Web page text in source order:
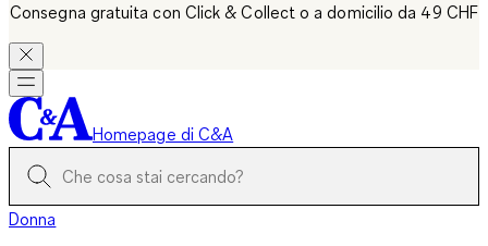
Consegna gratuita con Click & Collect o a domicilio da 49 CHF
Homepage di C&A
Donna